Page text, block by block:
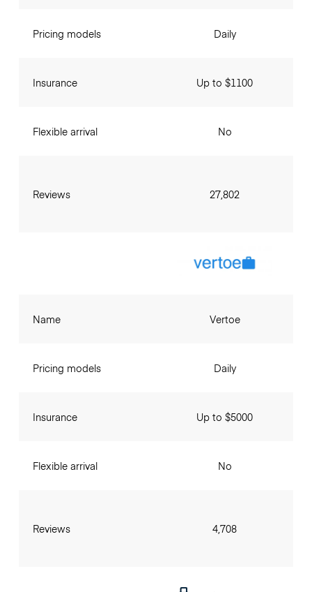
Pricing models
Insurance
Flexible arrival
Reviews
Daily
Up to $1100
No
27,802
Name
Pricing models
Insurance
Flexible arrival
Reviews
Vertoe
Daily
Up to $5000
No
4,708